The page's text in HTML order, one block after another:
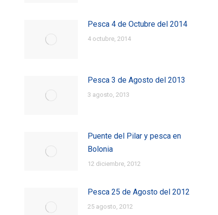
Pesca 4 de Octubre del 2014
4 octubre, 2014
Pesca 3 de Agosto del 2013
3 agosto, 2013
Puente del Pilar y pesca en
Bolonia
12 diciembre, 2012
Pesca 25 de Agosto del 2012
25 agosto, 2012